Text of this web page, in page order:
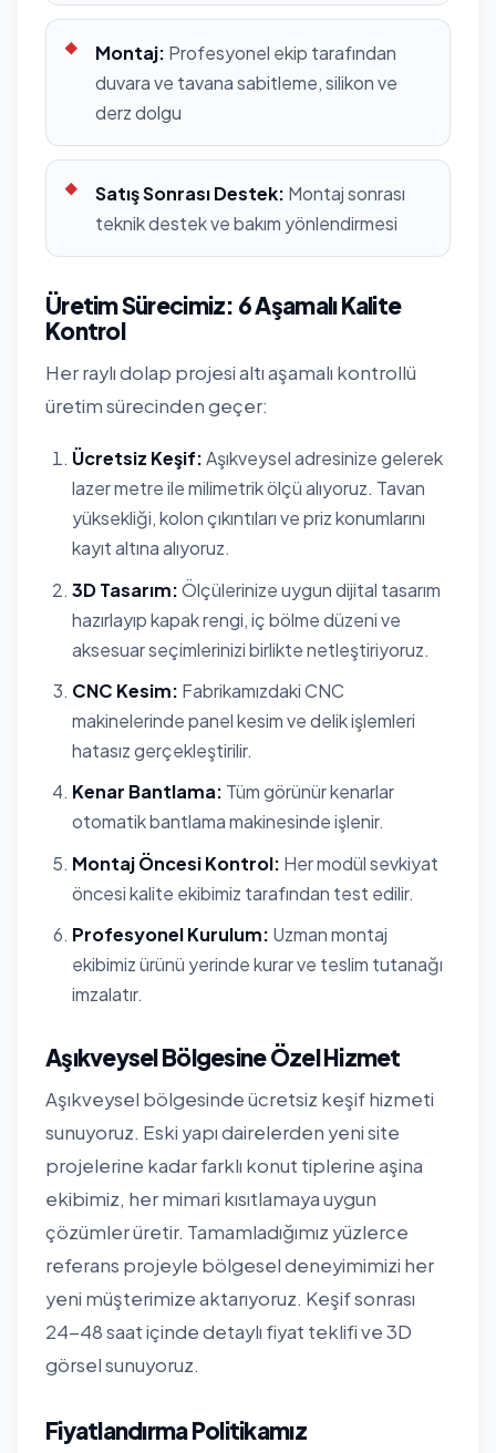
Montaj: Profesyonel ekip tarafından
duvara ve tavana sabitleme, silikon ve
derz dolgu
Satış Sonrası Destek: Montaj sonrası
teknik destek ve bakım yönlendirmesi
Üretim Sürecimiz: 6 Aşamalı Kalite
Kontrol
Her raylı dolap projesi altı aşamalı kontrollü
üretim sürecinden geçer:
Ücretsiz Keşif:Aşıkveysel adresinize gelerek
lazer metre ile milimetrik ölçü alıyoruz. Tavan
yüksekliği, kolon çıkıntıları ve priz konumlarını
kayıt altına alıyoruz.
3D Tasarım:Ölçülerinize uygun dijital tasarım
hazırlayıp kapak rengi, iç bölme düzeni ve
aksesuar seçimlerinizi birlikte netleştiriyoruz.
CNC Kesim: Fabrikamızdaki CNC
makinelerinde panel kesim ve delik işlemleri
hatasız gerçekleştirilir.
Kenar Bantlama: Tüm görünür kenarlar
otomatik bantlama makinesinde işlenir.
Montaj Öncesi Kontrol: Her modül sevkiyat
öncesi kalite ekibimiz tarafından test edilir.
Profesyonel Kurulum: Uzman montaj
ekibimiz ürünü yerinde kurar ve teslim tutanağı
imzalatır.
Aşıkveysel Bölgesine Özel Hizmet
Aşıkveysel bölgesinde ücretsiz keşif hizmeti
sunuyoruz. Eski yapı dairelerden yeni site
projelerine kadar farklı konut tiplerine aşina
ekibimiz, her mimari kısıtlamaya uygun
çözümler üretir. Tamamladığımız yüzlerce
referans projeyle bölgesel deneyimimizi her
yeni müşterimize aktarıyoruz. Keşif sonrası
24-48 saat içinde detaylı fiyat teklifi ve 3D
görsel sunuyoruz.
Fiyatlandırma Politikamız